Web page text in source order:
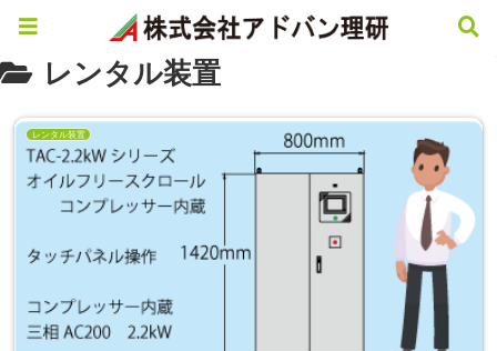
レンタル装置
レンタル装置